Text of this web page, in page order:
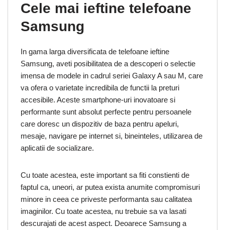
Cele mai ieftine telefoane
Samsung
In gama larga diversificata de telefoane ieftine
Samsung, aveti posibilitatea de a descoperi o selectie
imensa de modele in cadrul seriei Galaxy A sau M, care
va ofera o varietate incredibila de functii la preturi
accesibile. Aceste smartphone-uri inovatoare si
performante sunt absolut perfecte pentru persoanele
care doresc un dispozitiv de baza pentru apeluri,
mesaje, navigare pe internet si, bineinteles, utilizarea de
aplicatii de socializare.
Cu toate acestea, este important sa fiti constienti de
faptul ca, uneori, ar putea exista anumite compromisuri
minore in ceea ce priveste performanta sau calitatea
imaginilor. Cu toate acestea, nu trebuie sa va lasati
descurajati de acest aspect. Deoarece Samsung a